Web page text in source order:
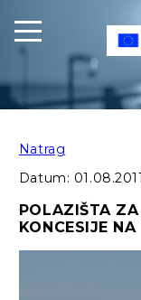
Natrag
Datum:
POLAZIŠTA
KONCESIJE